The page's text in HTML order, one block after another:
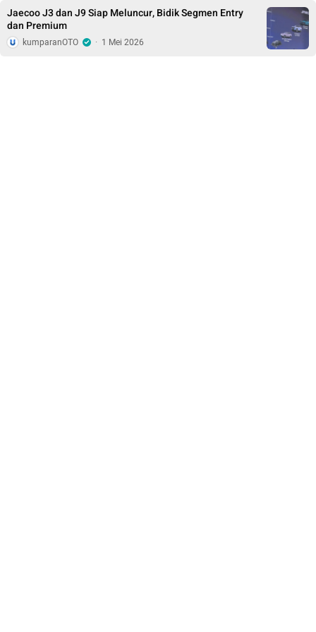
Jaecoo J3 dan J9 Siap Meluncur, Bidik Segmen Entry
dan Premium
kumparanOTO · 1 Mei 2026